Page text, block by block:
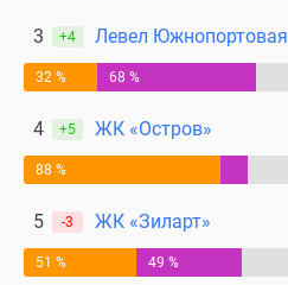
Коттеджные
поселки
лесу
Коттеджные
поселки
водоема
Коттеджные
3 +4 Левел Южнопортовая
32 % 68 %
4 +5 ЖК «Остров»
88 %
5 -3 ЖК «Зиларт»
51 % 49 %